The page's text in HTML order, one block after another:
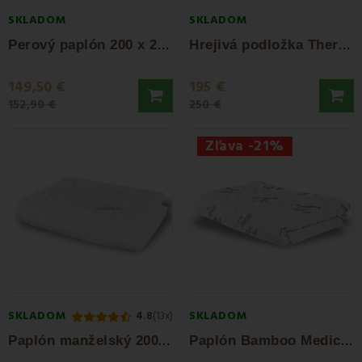
SKLADOM
P
erový paplón 200 x 220 3,20 kg EMI
149,50 €
SKLADOM
H
rejivá podložka Thermo Soft EMI
195 €
SKLADOM 4.8(13x)
P
aplón manželský 200 x 220 300 g/m² EMI
Zľava -21%
SKLADOM
P
aplón Bamboo Medic 140x200 cm EMI